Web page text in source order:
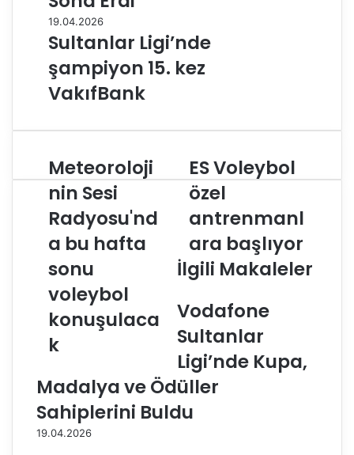
19.04.2026
Sultanlar Ligi’nde
şampiyon 15. kez
VakıfBank
M
e
e
r
o
o
j
i
n
n
S
e
s
Meteoroloji
nin Sesi
Radyosu'nd
a bu hafta
sonu
voleybol
konuşulaca
k
E
S
V
o
e
y
b
l
z
e
l
a
n
ES Voleybol
özel
antrenmanl
ara başlıyor
İlgili Makaleler
Vodafone
Sultanlar
Ligi’nde Kupa,
Madalya ve Ödüller
Sahiplerini Buldu
19.04.2026